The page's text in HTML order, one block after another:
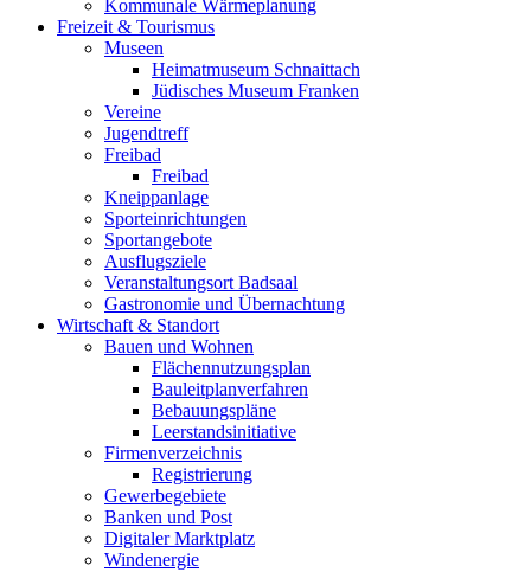
Kommunale Wärmeplanung
Freizeit & Tourismus
Museen
Heimatmuseum Schnaittach
Jüdisches Museum Franken
Vereine
Jugendtreff
Freibad
Freibad
Kneippanlage
Sporteinrichtungen
Sportangebote
Ausflugsziele
Veranstaltungsort Badsaal
Gastronomie und Übernachtung
Wirtschaft & Standort
Bauen und Wohnen
Flächennutzungsplan
Bauleitplanverfahren
Bebauungspläne
Leerstandsinitiative
Firmenverzeichnis
Registrierung
Gewerbegebiete
Banken und Post
Digitaler Marktplatz
Windenergie